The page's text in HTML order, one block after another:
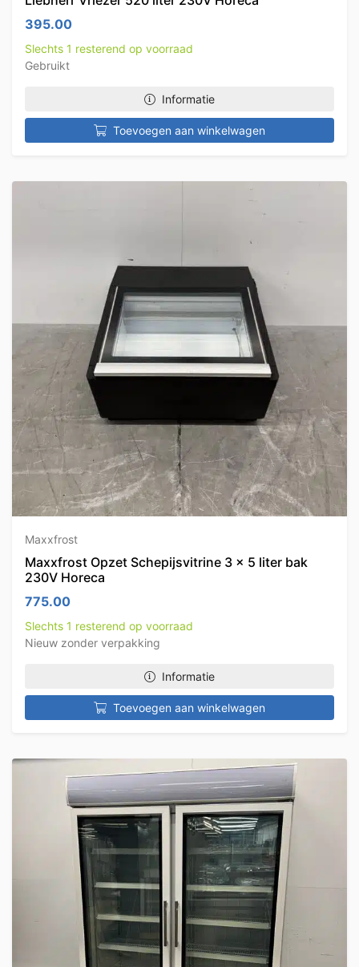
395.00
Slechts 1 resterend op voorraad
Gebruikt
Informatie
Toevoegen aan winkelwagen
Maxxfrost
Maxxfrost Opzet Schepijsvitrine 3 x 5 liter bak
230V Horeca
775.00
Slechts 1 resterend op voorraad
Nieuw zonder verpakking
Informatie
Toevoegen aan winkelwagen